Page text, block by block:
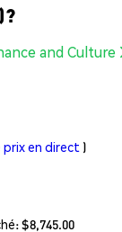
and Culture
prix en direct )
$8,745.00